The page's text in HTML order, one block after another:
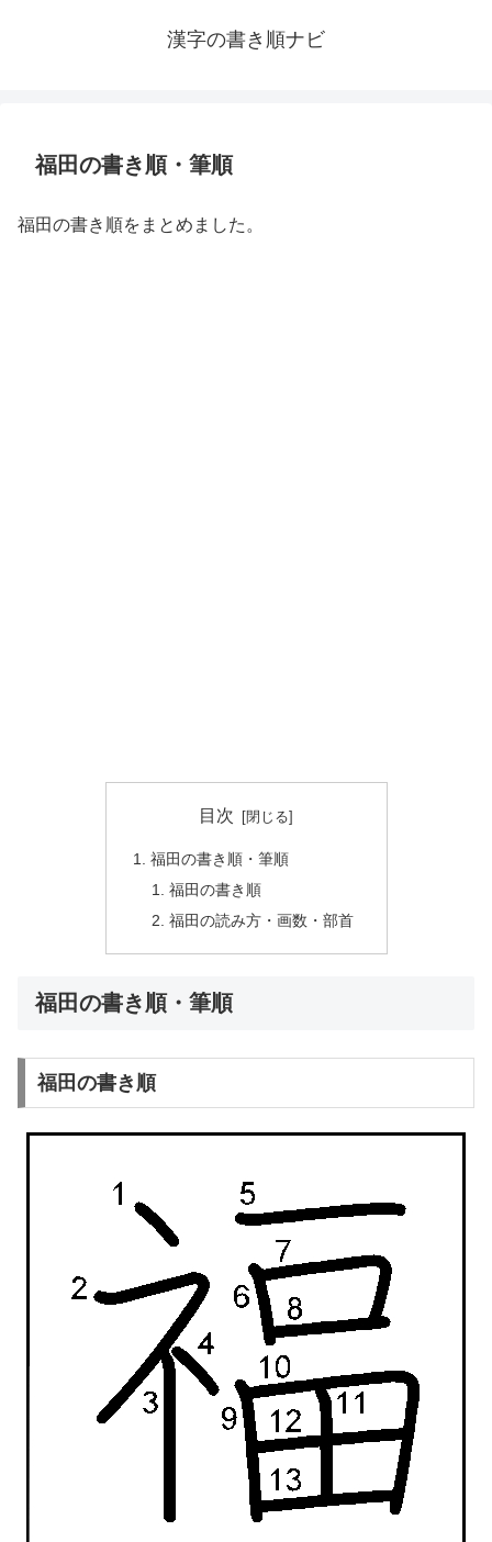
漢字の書き順ナビ
福田の書き順・筆順
福田の書き順をまとめました。
目次
福田の書き順・筆順
福田の書き順
福田の読み方・画数・部首
福田の書き順・筆順
福田の書き順